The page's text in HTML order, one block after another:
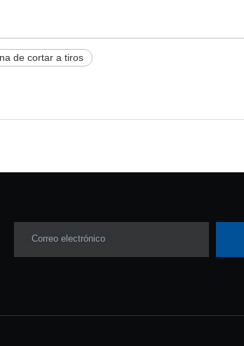
de cortar a tiros
Correo electrónico